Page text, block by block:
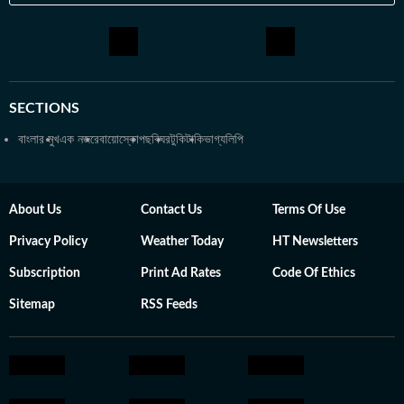
প্রাপ্ত জ্ঞান থেকেই তুলিকার গার্ডেনিংয়ের কপি লেখা শুরু।
SECTIONS
বাংলার মুখএক নজরেবায়োস্কোপছবিঘরটুকিটাকিভাগ্যলিপি
About Us Contact Us Terms Of Use
Privacy Policy Weather Today HT Newsletters
Subscription Print Ad Rates Code Of Ethics
Sitemap RSS Feeds